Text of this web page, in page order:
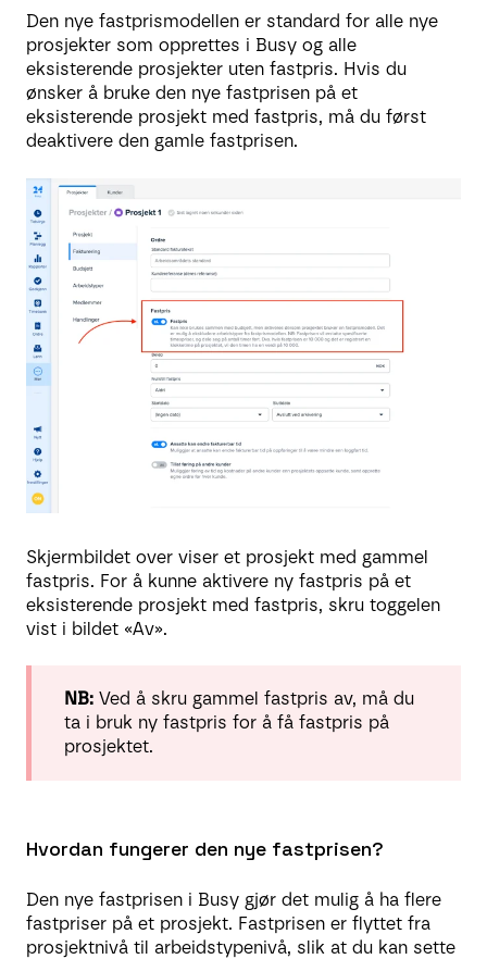
Den nye fastprismodellen er standard for alle nye
prosjekter som opprettes i Busy og alle
eksisterende prosjekter uten fastpris. Hvis du
ønsker å bruke den nye fastprisen på et
eksisterende prosjekt med fastpris, må du først
deaktivere den gamle fastprisen.
Skjermbildet over viser et prosjekt med gammel
fastpris. For å kunne aktivere ny fastpris på et
eksisterende prosjekt med fastpris, skru toggelen
vist i bildet «Av».
NB: Ved å skru gammel fastpris av, må du
ta i bruk ny fastpris for å få fastpris på
prosjektet.
Hvordan fungerer den nye fastprisen?
Den nye fastprisen i Busy gjør det mulig å ha flere
fastpriser på et prosjekt. Fastprisen er flyttet fra
prosjektnivå til arbeidstypenivå, slik at du kan sette